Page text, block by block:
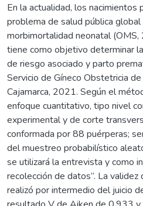
En la actualidad, los nacimientos
problema de salud pública
morbimortalidad neonatal
tiene como objetivo determinar
de riesgo asociado y parto
Servicio de Gíneco Obstetricia
Cajamarca, 2021. Según el
enfoque cuantitativo, tipo nivel
experimental y de corte
conformada por 88 puérperas;
del muestreo probabilístico
se utilizará la entrevista y como
recolección de datos”. La
realizó por intermedio del juicio